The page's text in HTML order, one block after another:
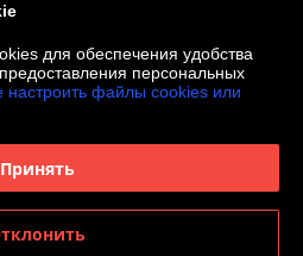
Алюмен»
Г. БАРАНОВИЧИ, УЛ. ВИЛЬЯМСА, ДОМ
Горисполком
для обеспечения удобства
персональных
настроить файлы cookies или
Принять